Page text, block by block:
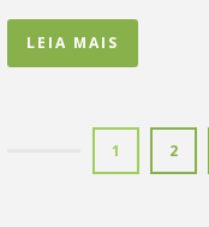
LEIA MAIS
1 2